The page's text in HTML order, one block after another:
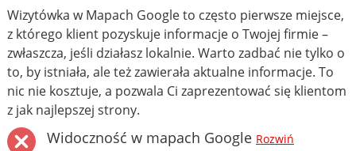
Wizytówka w Mapach Google to często pierwsze miejsce,
z którego klient pozyskuje informacje o Twojej firmie –
zwłaszcza, jeśli działasz lokalnie. Warto zadbać nie tylko o
to, by istniała, ale też zawierała aktualne informacje. To
nic nie kosztuje, a pozwala Ci zaprezentować się klientom
z jak najlepszej strony.
Widoczność w mapach Google Rozwiń